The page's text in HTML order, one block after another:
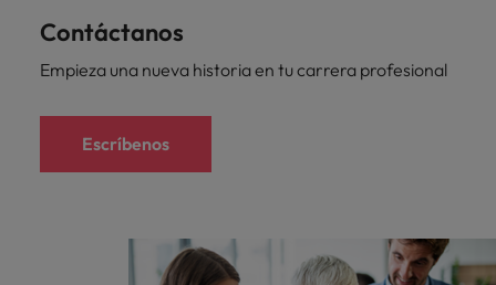
Contáctanos
Empieza una nueva historia en tu carrera profesional
Escríbenos